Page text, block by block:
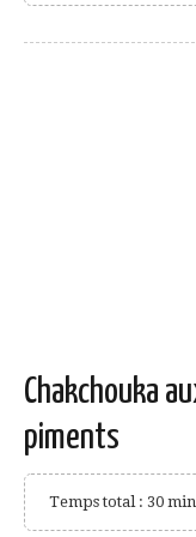
Chakchouka
piments
Temps total : 30 min